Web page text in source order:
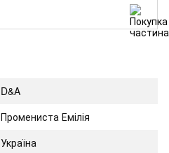
D&A
Промениста Емілія
Україна